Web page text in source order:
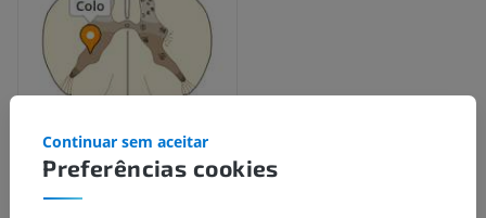
Preferências cookies
Continuar sem aceitar